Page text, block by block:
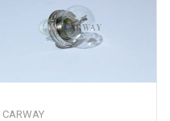
CARWAY